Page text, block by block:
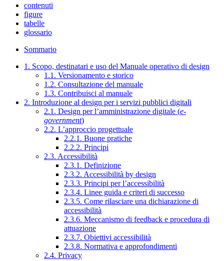
contenuti
figure
tabelle
glossario
Sommario
1. Scopo, destinatari e uso del Manuale operativo di design
1.1. Versionamento e storico
1.2. Consultazione del manuale
1.3. Contribuisci al manuale
2. Introduzione al design per i servizi pubblici digitali
2.1. Design per l’amministrazione digitale (e-
government)
2.2. L’approccio progettuale
2.2.1. Buone pratiche
2.2.2. Principi
2.3. Accessibilità
2.3.1. Definizione
2.3.2. Accessibilità by design
2.3.3. Principi per l’accessibilità
2.3.4. Linee guida e criteri di successo
2.3.5. Come rilasciare una dichiarazione di
accessibilità
2.3.6. Meccanismo di feedback e procedura di
attuazione
2.3.7. Obiettivi accessibilità
2.3.8. Normativa e approfondimenti
2.4. Privacy